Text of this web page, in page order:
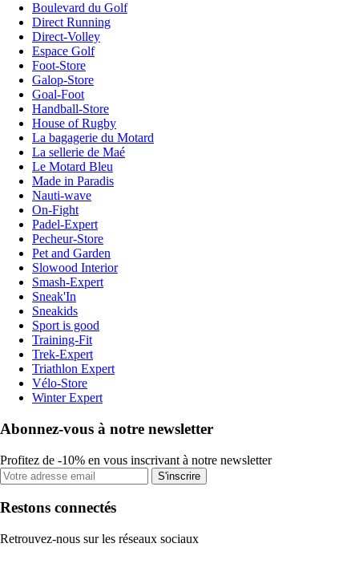
Boulevard du Golf
Direct Running
Direct-Volley
Espace Golf
Foot-Store
Galop-Store
Goal-Foot
Handball-Store
House of Rugby
La bagagerie du Motard
La sellerie de Maé
Le Motard Bleu
Made in Paradis
Nauti-wave
On-Fight
Padel-Expert
Pecheur-Store
Pet and Garden
Slowood Interior
Smash-Expert
Sneak'In
Sneakids
Sport is good
Training-Fit
Trek-Expert
Triathlon Expert
Vélo-Store
Winter Expert
Abonnez-vous à notre newsletter
Profitez de -10% en vous inscrivant à notre newsletter
S'inscrire
Restons connectés
Retrouvez-nous sur les réseaux sociaux